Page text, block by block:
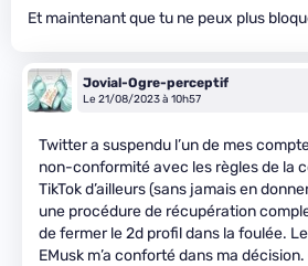
Et maintenant que tu ne peux plus
Jovial-Ogre-perceptif
Le 21/08/2023 à 10h57
Twitter a suspendu l’un de mes
non-conformité avec les règles de la
TikTok d’ailleurs (sans jamais en
une procédure de récupération
de fermer le 2d profil dans la foulée.
EMusk m’a conforté dans ma décision.